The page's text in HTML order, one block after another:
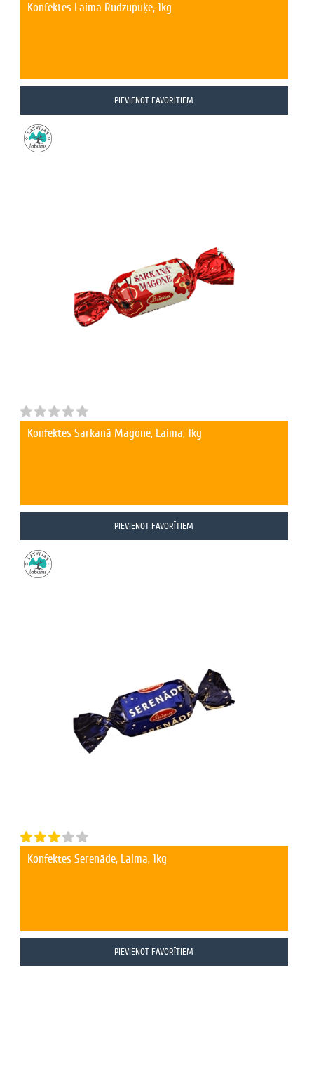
Konfektes Laima Rudzupuķe, 1kg
PIEVIENOT FAVORĪTIEM
Konfektes Sarkanā Magone, Laima, 1kg
PIEVIENOT FAVORĪTIEM
Konfektes Serenāde, Laima, 1kg
PIEVIENOT FAVORĪTIEM